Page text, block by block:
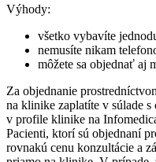
Výhody:
všetko vybavíte
nemusíte nikam
môžete sa objednať aj
Za objednanie
na klinike zaplatíte v súlade
v profile klinike na
Pacienti, ktorí sú objednaní
rovnakú cenu konzultácie a